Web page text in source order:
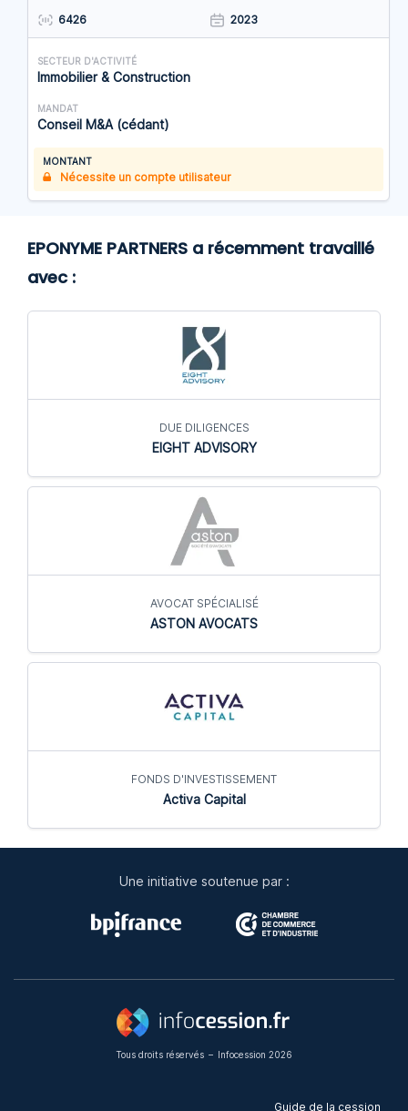
6426 2023
SECTEUR D'ACTIVITÉ
Immobilier & Construction
MANDAT
Conseil M&A (cédant)
MONTANT
Nécessite un compte utilisateur
EPONYME PARTNERS a récemment travaillé
avec :
DUE DILIGENCES
EIGHT ADVISORY
AVOCAT SPÉCIALISÉ
ASTON AVOCATS
FONDS D'INVESTISSEMENT
Activa Capital
Une initiative soutenue par :
Guide de la cession
Tous droits réservés – Infocession 2026